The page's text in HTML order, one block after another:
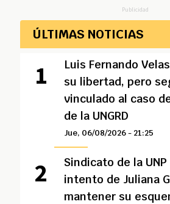
Publicidad
ÚLTIMAS NOTICIAS
Luis Fernando
su libertad, pero
vinculado al caso
de la UNGRD
Jue, 06/08/2026 - 21:25
Sindicato de la
intento de Juliana
mantener su